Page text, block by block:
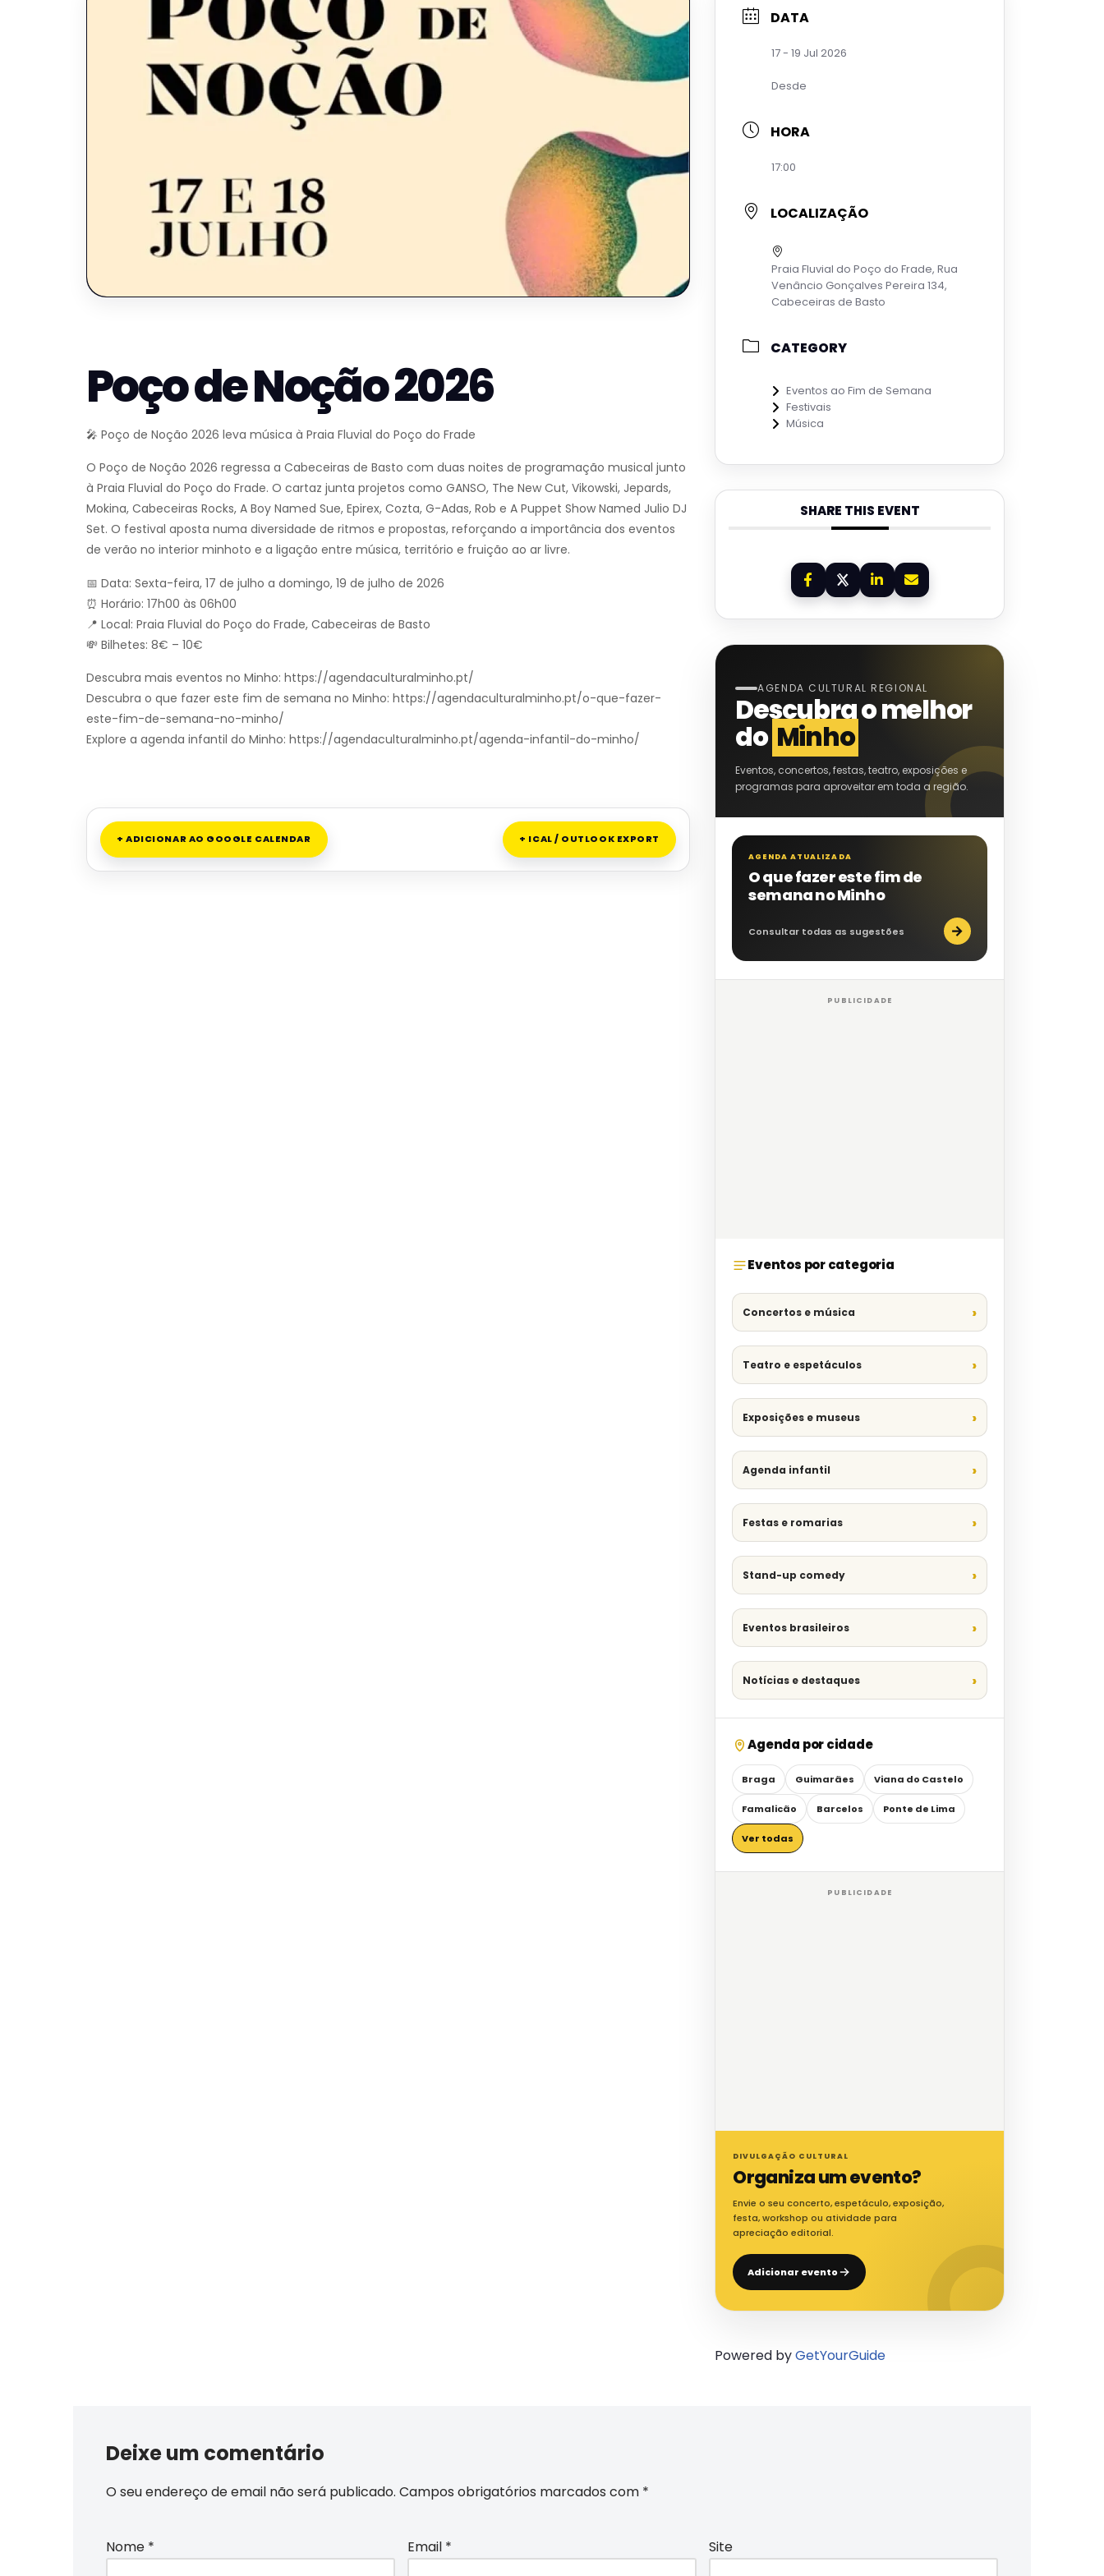
Poço de Noção 2026
🎤 Poço de Noção 2026 leva música à Praia Fluvial do Poço do Frade
O Poço de Noção 2026 regressa a Cabeceiras de Basto com duas noites de programação musical junto
à Praia Fluvial do Poço do Frade. O cartaz junta projetos como GANSO, The New Cut, Vikowski, Jepards,
Mokina, Cabeceiras Rocks, A Boy Named Sue, Epirex, Cozta, G-Adas, Rob e A Puppet Show Named Julio DJ
Set. O festival aposta numa diversidade de ritmos e propostas, reforçando a importância dos eventos
de verão no interior minhoto e a ligação entre música, território e fruição ao ar livre.
📅 Data: Sexta-feira, 17 de julho a domingo, 19 de julho de 2026
⏰ Horário: 17h00 às 06h00
📍 Local: Praia Fluvial do Poço do Frade, Cabeceiras de Basto
💸 Bilhetes: 8€ – 10€
Descubra mais eventos no Minho: https://agendaculturalminho.pt/
Descubra o que fazer este fim de semana no Minho: https://agendaculturalminho.pt/o-que-fazer-
este-fim-de-semana-no-minho/
Explore a agenda infantil do Minho: https://agendaculturalminho.pt/agenda-infantil-do-minho/
+ ADICIONAR AO GOOGLE CALENDAR + ICAL / OUTLOOK EXPORT
DATA
17 - 19 Jul 2026
Desde
HORA
17:00
LOCALIZAÇÃO
Praia Fluvial do Poço do Frade, Rua
Venâncio Gonçalves Pereira 134,
Cabeceiras de Basto
CATEGORY
Eventos ao Fim de Semana
Festivais
Música
SHARE THIS EVENT
AGENDA CULTURAL REGIONAL
Descubra o melhor
do Minho
Eventos, concertos, festas, teatro, exposições e
programas para aproveitar em toda a região.
AGENDA ATUALIZADA
O que fazer este fim de
semana no Minho
Consultar todas as sugestões →
PUBLICIDADE
Eventos por categoria
Concertos e música
Teatro e espetáculos
Exposições e museus
Agenda infantil
Festas e romarias
Stand-up comedy
Eventos brasileiros
Notícias e destaques
Agenda por cidade
Braga Guimarães Viana do Castelo
Famalicão Barcelos Ponte de Lima
Ver todas
PUBLICIDADE
DIVULGAÇÃO CULTURAL
Organiza um evento?
Envie o seu concerto, espetáculo, exposição,
festa, workshop ou atividade para
apreciação editorial.
Adicionar evento
Powered byGetYourGuide
Deixe um comentário
O seu endereço de email não será publicado. Campos obrigatórios marcados com *
Nome * Email * Site